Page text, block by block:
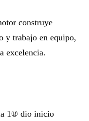
construye
y trabajo en equipo,
excelencia.
1® dio inicio